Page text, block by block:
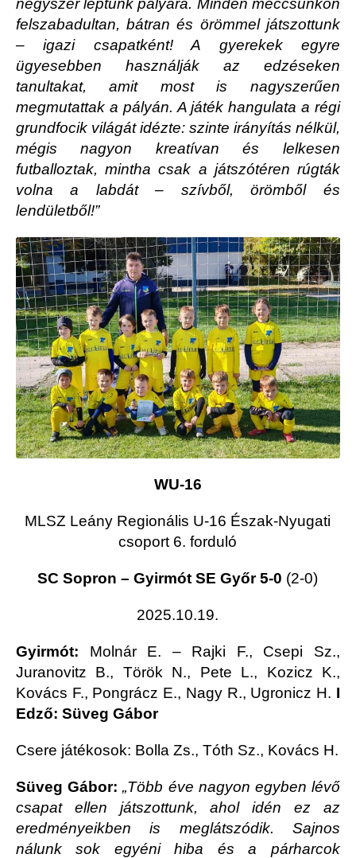
négyszer léptünk pályára. Minden meccsünkön
felszabadultan, bátran és örömmel játszottunk
– igazi csapatként! A gyerekek egyre
ügyesebben használják az edzéseken
tanultakat, amit most is nagyszerűen
megmutattak a pályán. A játék hangulata a régi
grundfocik világát idézte: szinte irányítás nélkül,
mégis nagyon kreatívan és lelkesen
futballoztak, mintha csak a játszótéren rúgták
volna a labdát – szívből, örömből és
lendületből!”
WU-16
MLSZ Leány Regionális U-16 Észak-Nyugati
csoport 6. forduló
SC Sopron – Gyirmót SE Győr 5-0 (2-0)
2025.10.19.
Gyirmót: Molnár E. – Rajki F., Csepi Sz.,
Juranovitz B., Török N., Pete L., Kozicz K.,
Kovács F., Pongrácz E., Nagy R., Ugronicz H. I
Edző: Süveg Gábor
Csere játékosok: Bolla Zs., Tóth Sz., Kovács H.
Süveg Gábor:„Több éve nagyon egyben lévő
csapat ellen játszottunk, ahol idén ez az
eredményeikben is meglátszódik. Sajnos
nálunk sok egyéni hiba és a párharcok